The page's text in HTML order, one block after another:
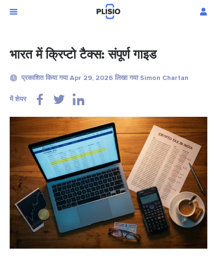
भारत में क्रिप्टो टैक्स: संपूर्ण गाइड
प्रकाशित किया गया Apr 29, 2026 लिखा गया Simon Chartan
में शेयर